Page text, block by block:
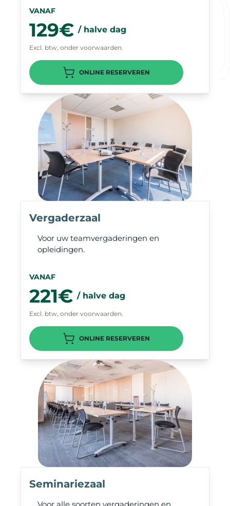
VANAF
129€ / halve dag
Excl. btw, onder voorwaarden.
ONLINE RESERVEREN
Vergaderzaal
Voor uw teamvergaderingen en
opleidingen.
VANAF
221€ / halve dag
Excl. btw, onder voorwaarden.
ONLINE RESERVEREN
Seminariezaal